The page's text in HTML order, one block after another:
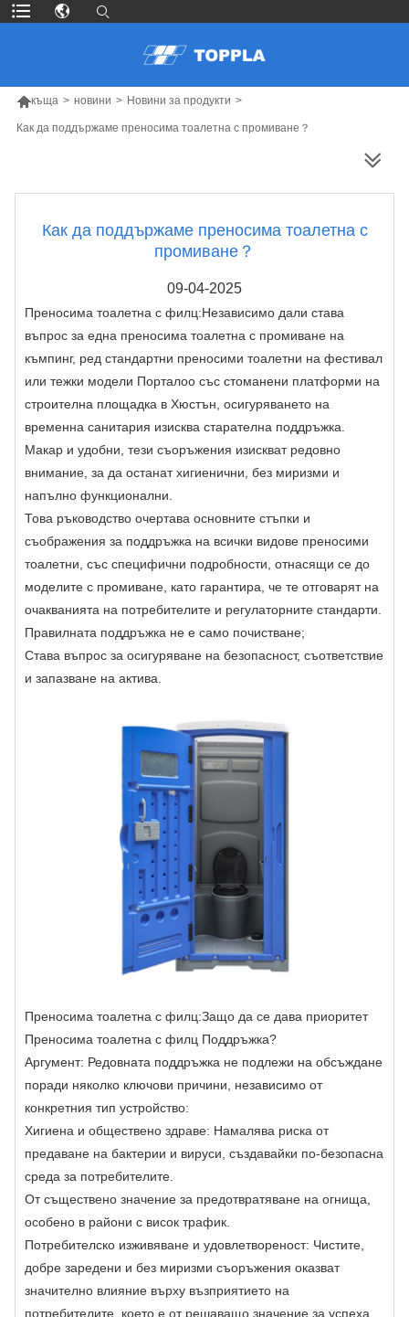
къща > новини > Новини за продукти >
Как да поддържаме преносима тоалетна с промиване？
Как да поддържаме преносима тоалетна с
промиване？
09-04-2025
Преносима тоалетна с филц:Независимо дали става
въпрос за една преносима тоалетна с промиване на
къмпинг, ред стандартни преносими тоалетни на фестивал
или тежки модели Порталоо със стоманени платформи на
строителна площадка в Хюстън, осигуряването на
временна санитария изисква старателна поддръжка.
Макар и удобни, тези съоръжения изискват редовно
внимание, за да останат хигиенични, без миризми и
напълно функционални.
Това ръководство очертава основните стъпки и
съображения за поддръжка на всички видове преносими
тоалетни, със специфични подробности, отнасящи се до
моделите с промиване, като гарантира, че те отговарят на
очакванията на потребителите и регулаторните стандарти.
Правилната поддръжка не е само почистване;
Става въпрос за осигуряване на безопасност, съответствие
и запазване на актива.
Преносима тоалетна с филц:Защо да се дава приоритет
Преносима тоалетна с филц Поддръжка?
Аргумент: Редовната поддръжка не подлежи на обсъждане
поради няколко ключови причини, независимо от
конкретния тип устройство:
Хигиена и обществено здраве: Намалява риска от
предаване на бактерии и вируси, създавайки по-безопасна
среда за потребителите.
От съществено значение за предотвратяване на огнища,
особено в райони с висок трафик.
Потребителско изживяване и удовлетвореност: Чистите,
добре заредени и без миризми съоръжения оказват
значително влияние върху възприятието на
потребителите, което е от решаващо значение за успеха